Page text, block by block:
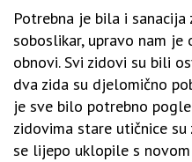
Potrebna je bila i
soboslikar, upravo nam
obnovi. Svi zidovi su bili
dva zida su djelomično
je sve bilo potrebno
zidovima stare utičnice
se lijepo uklopile s